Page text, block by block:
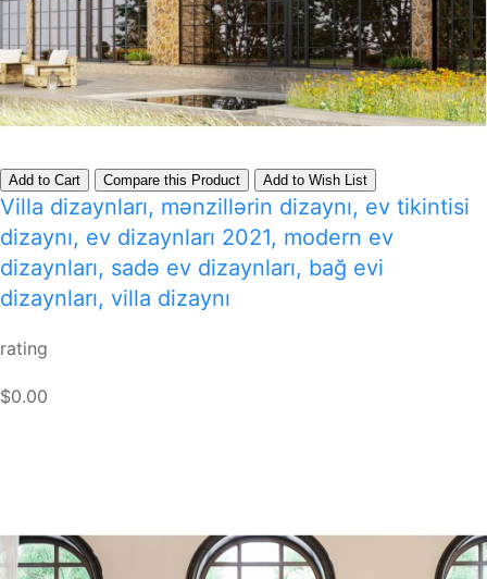
Add to Cart Compare this Product Add to Wish List
Villa dizaynları, mənzillərin dizaynı, ev tikintisi
dizaynı, ev dizaynları 2021, modern ev
dizaynları, sadə ev dizaynları, bağ evi
dizaynları, villa dizaynı
rating
$0.00